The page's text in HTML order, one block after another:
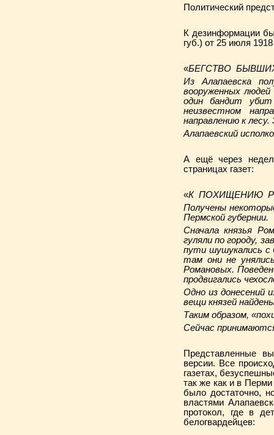
Политический
К дезинформации
губ.) от 25 июля
«БЕГСТВО
Из Алапаевска
вооруженных людей
один бандит
неизвестном
направлению к
Алапаевский
А ещё через
страницах газет:
«К ПОХИЩЕНИЮ
Получены
Пермской губернии.
Сначала князья
гуляли по городу,
пути шушукались с
там они не
Романовых.
продвигались
Одно из донесений
вещи князей
Таким образом,
Сейчас
Представленные
версии. Все
газетах,
так же как и в Перми
было достаточно,
властями
протокол, где в
белогвардейцев: